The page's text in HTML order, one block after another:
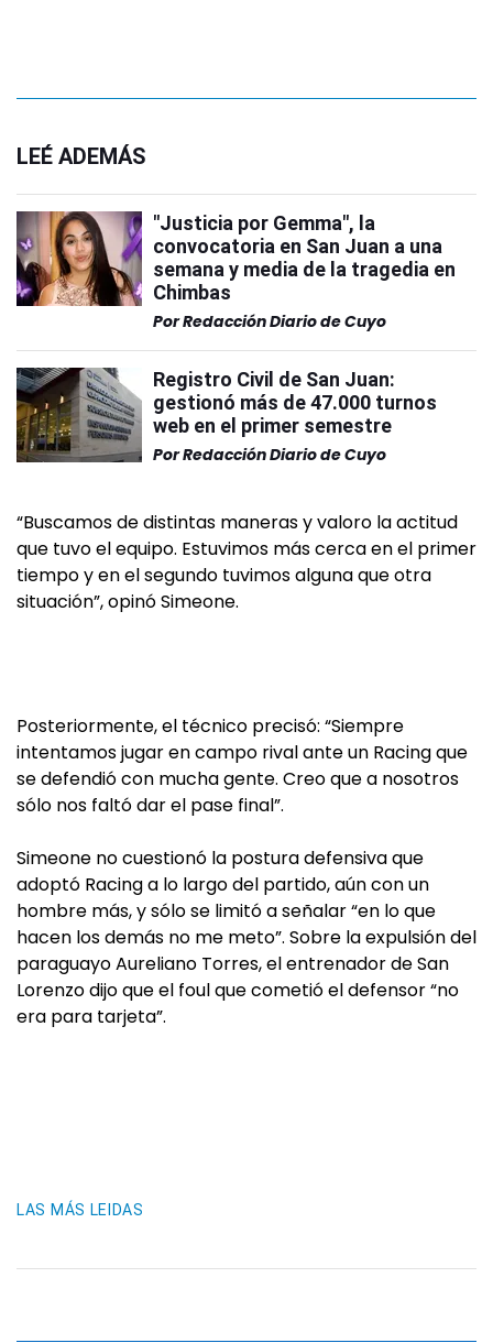
LEÉ ADEMÁS
"Justicia por Gemma", la
convocatoria en San Juan a una
semana y media de la tragedia en
Chimbas
PorRedacción Diario de Cuyo
Registro Civil de San Juan:
gestionó más de 47.000 turnos
web en el primer semestre
PorRedacción Diario de Cuyo
“Buscamos de distintas maneras y valoro la actitud
que tuvo el equipo. Estuvimos más cerca en el primer
tiempo y en el segundo tuvimos alguna que otra
situación”, opinó Simeone.
Posteriormente, el técnico precisó: “Siempre
intentamos jugar en campo rival ante un Racing que
se defendió con mucha gente. Creo que a nosotros
sólo nos faltó dar el pase final”.
Simeone no cuestionó la postura defensiva que
adoptó Racing a lo largo del partido, aún con un
hombre más, y sólo se limitó a señalar “en lo que
hacen los demás no me meto”. Sobre la expulsión del
paraguayo Aureliano Torres, el entrenador de San
Lorenzo dijo que el foul que cometió el defensor “no
era para tarjeta”.
LAS MÁS LEIDAS